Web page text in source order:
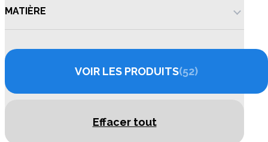
MATIÈRE
VOIR LES PRODUITS 52
Effacer tout